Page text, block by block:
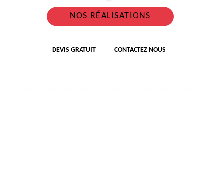
NOS RÉALISATIONS
DEVIS GRATUIT CONTACTEZ NOUS